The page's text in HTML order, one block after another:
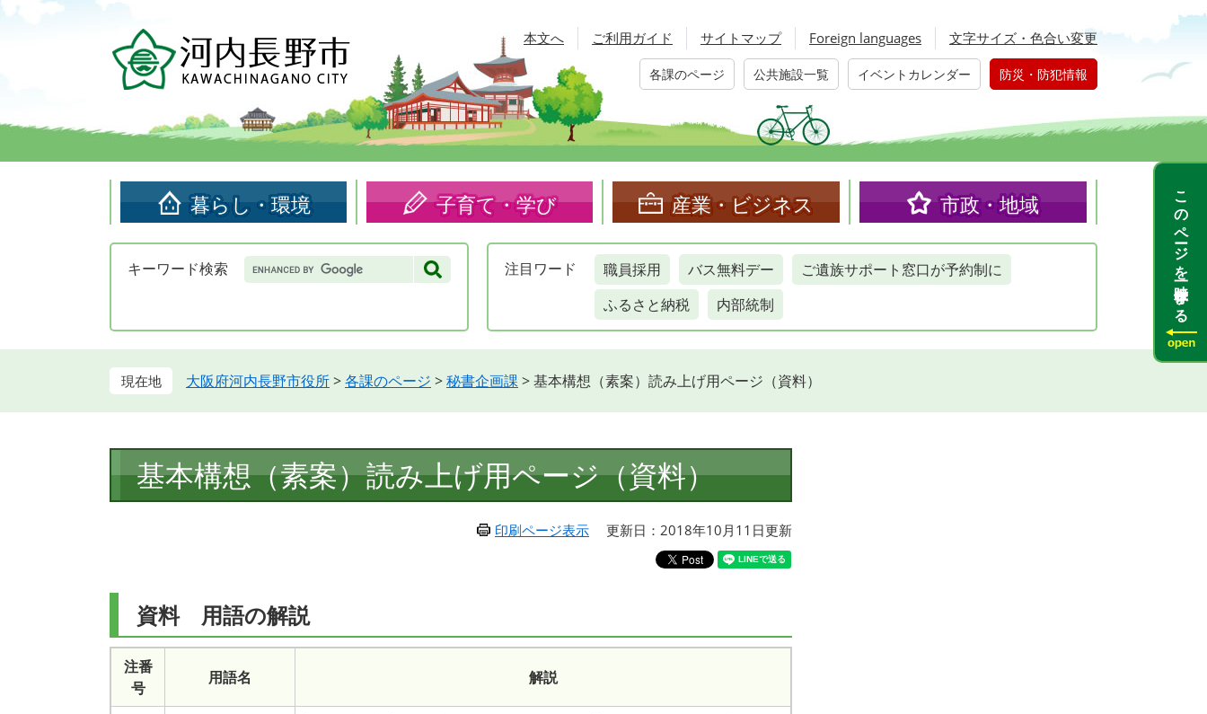
頭
す。
飛
し
本文へ ご利用ガイド サイトマップ Foreign languages 文字サイズ・色合い変更
各課のページ 公共施設一覧 イベントカレンダー 防災・防犯情報
暮らし・環境 子育て・学び 産業・ビジネス 市政・地域
キーワード検索 Google
カ
検
注目 ワード 職員採用 バス無料デー
ご遺族サポート窓口が予約制に
ふるさと納税
内部統制
大阪府河内長野市役所>各課のページ >秘書企画課 >基本構想（素案）読み上げ用ページ（資料）
文
基本構想（素案）読み上げ用ページ（資料）
印刷ページ表示 更新日：2018年10月11日更新
資料 用語の解説
注番
号
用語名 解説
このページを一時保存する